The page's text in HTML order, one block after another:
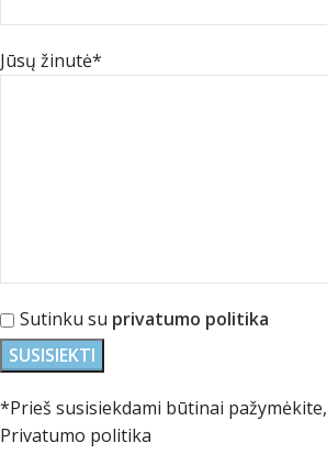
Jūsų žinutė*
Sutinku su privatumo politika
*Prieš susisiekdami būtinai
Privatumo politika